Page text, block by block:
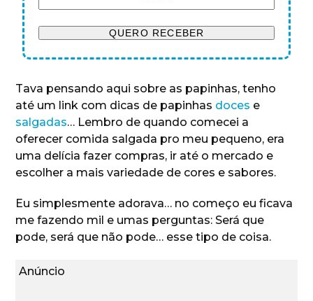
Tava pensando aqui sobre as papinhas, tenho
até um link com dicas de papinhas doces e
salgadas… Lembro de quando comecei a
oferecer comida salgada pro meu pequeno, era
uma delícia fazer compras, ir até o mercado e
escolher a mais variedade de cores e sabores.
Eu simplesmente adorava… no começo eu ficava
me fazendo mil e umas perguntas: Será que
pode, será que não pode… esse tipo de coisa.
Anúncio